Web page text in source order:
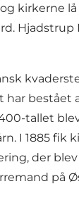
kirkerne
Hjadstrup
bestået
tallet
I 1885 fik
der
på